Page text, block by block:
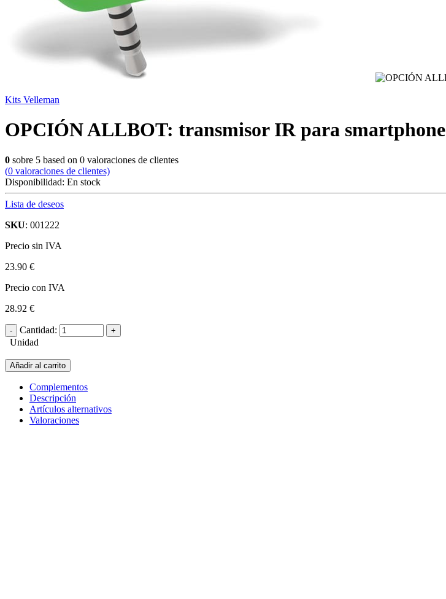
Kits Velleman
OPCIÓN ALLBOT: transmisor IR para smartphone
0 sobre 5 based on 0 valoraciones de clientes
(0 valoraciones de clientes)
Disponibilidad: En stock
Lista de deseos
SKU: 001222
Precio sin IVA
23.90 €
Precio con IVA
28.92 €
Cantidad:
Unidad
Añadir al carrito
Complementos
Descripción
Artículos alternativos
Valoraciones